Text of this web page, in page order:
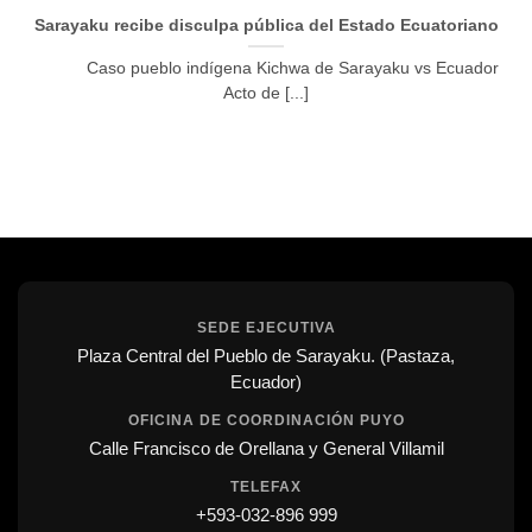
Sarayaku recibe disculpa pública del Estado Ecuatoriano
Caso pueblo indígena Kichwa de Sarayaku vs Ecuador
Acto de [...]
SEDE EJECUTIVA
Plaza Central del Pueblo de Sarayaku. (Pastaza,
Ecuador)
OFICINA DE COORDINACIÓN PUYO
Calle Francisco de Orellana y General Villamil
TELEFAX
+593-032-896 999